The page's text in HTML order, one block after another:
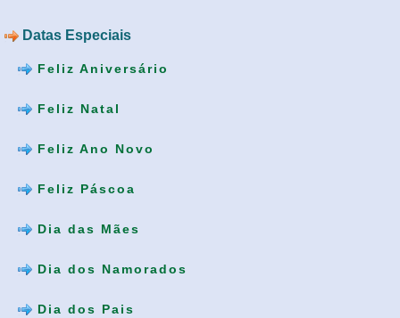
Datas Especiais
Feliz Aniversário
Feliz Natal
Feliz Ano Novo
Feliz Páscoa
Dia das Mães
Dia dos Namorados
Dia dos Pais